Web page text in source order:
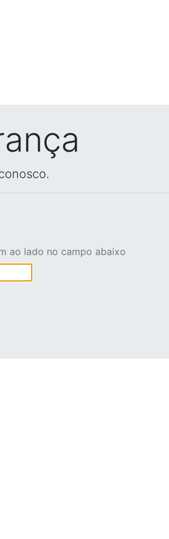
ao lado no campo abaixo